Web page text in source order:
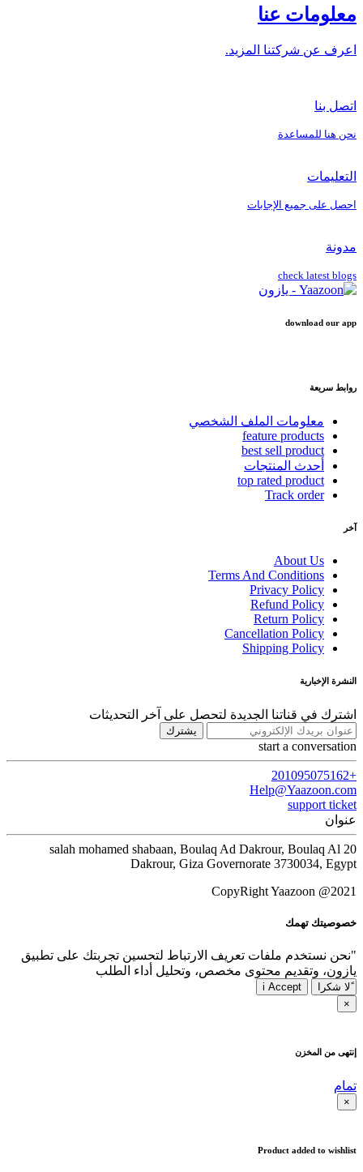
معلومات عنا
اعرف عن شركتنا المزيد.
اتصل بنا
نحن هنا للمساعدة
التعليمات
احصل على جميع الإجابات
مدونة
check latest blogs
download our app
روابط سريعة
معلومات الملف الشخصي
feature products
best sell product
أحدث المنتجات
top rated product
Track order
آخر
About Us
Terms And Conditions
Privacy Policy
Refund Policy
Return Policy
Cancellation Policy
Shipping Policy
النشرة الإخبارية
اشترك في قناتنا الجديدة لتحصل على آخر التحديثات
يشترك
start a conversation
+201095075162
Help@Yaazoon.com
support ticket
عنوان
20 salah mohamed shabaan, Boulaq Ad Dakrour, Boulaq Al
Dakrour, Giza Governorate 3730034, Egypt
CopyRight Yaazoon @2021
خصوصيتك تهمك
"نحن نستخدم ملفات تعريف الارتباط لتحسين تجربتك على تطبيق
يازون، وتقديم محتوى مخصص، وتحليل أداء الطلب
ًلا شكرا
i Accept
×
إنتهى من المخزن
تمام
×
Product added to wishlist